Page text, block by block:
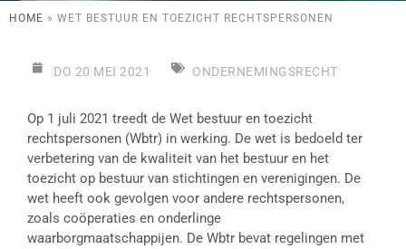
HOME » WET BESTUUR EN TOEZICHT RECHTSPERSONEN
DO 20 MEI 2021 ONDERNEMINGSRECHT
Op 1 juli 2021 treedt de Wet bestuur en toezicht
rechtspersonen (Wbtr) in werking. De wet is bedoeld ter
verbetering van de kwaliteit van het bestuur en het
toezicht op bestuur van stichtingen en verenigingen. De
wet heeft ook gevolgen voor andere rechtspersonen,
zoals coöperaties en onderlinge
waarborgmaatschappijen. De Wbtr bevat regelingen met